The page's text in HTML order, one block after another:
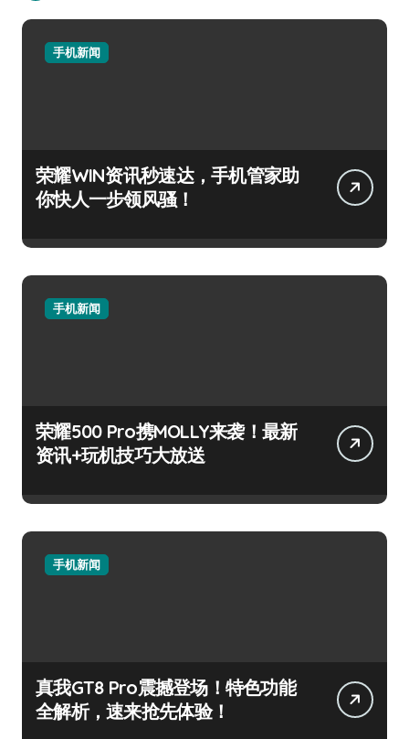
手机新闻
荣耀WIN资讯秒速达，手机管家助
你快人一步领风骚！
手机新闻
荣耀500 Pro携MOLLY来袭！最新
资讯+玩机技巧大放送
手机新闻
真我GT8 Pro震撼登场！特色功能
全解析，速来抢先体验！